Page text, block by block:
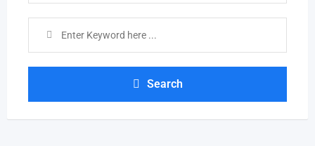
Search